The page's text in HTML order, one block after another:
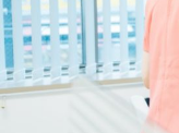
診療案内
アクセス
お知らせ